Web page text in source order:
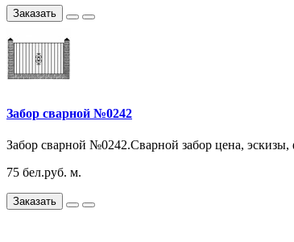
Заказать
Забор сварной №0242
Забор сварной №0242.Сварной забор цена, эскизы,
75 бел.руб. м.
Заказать